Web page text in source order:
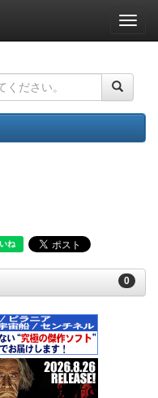
ナ
ビ
ー
ョ
ン
0